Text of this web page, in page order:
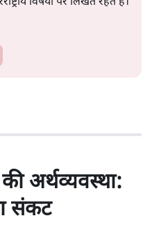
अर्थव्यवस्था:
संकट